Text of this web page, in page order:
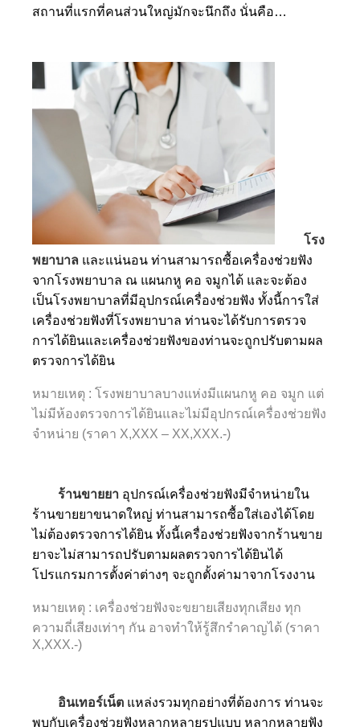
สถานที่แรกที่คนส่วนใหญ่มักจะนึกถึง นั่นคือ…
โรง
พยาบาล และแน่นอน ท่านสามารถซื้อเครื่องช่วยฟัง
จากโรงพยาบาล ณ แผนกหู คอ จมูกได้ และจะต้อง
เป็นโรงพยาบาลที่มีอุปกรณ์เครื่องช่วยฟัง ทั้งนี้การใส่
เครื่องช่วยฟังที่โรงพยาบาล ท่านจะได้รับการตรวจ
การได้ยินและเครื่องช่วยฟังของท่านจะถูกปรับตามผล
ตรวจการได้ยิน
หมายเหตุ : โรงพยาบาลบางแห่งมีแผนกหู คอ จมูก แต่
ไม่มีห้องตรวจการได้ยินและไม่มีอุปกรณ์เครื่องช่วยฟัง
จำหน่าย (ราคา X,XXX – XX,XXX.-)
ร้านขายยา อุปกรณ์เครื่องช่วยฟังมีจำหน่ายใน
ร้านขายยาขนาดใหญ่ ท่านสามารถซื้อใส่เองได้โดย
ไม่ต้องตรวจการได้ยิน ทั้งนี้เครื่องช่วยฟังจากร้านขาย
ยาจะไม่สามารถปรับตามผลตรวจการได้ยินได้
โปรแกรมการตั้งค่าต่างๆ จะถูกตั้งค่ามาจากโรงงาน
หมายเหตุ : เครื่องช่วยฟังจะขยายเสียงทุกเสียง ทุก
ความถี่เสียงเท่าๆ กัน อาจทำให้รู้สึกรำคาญได้ (ราคา
X,XXX.-)
อินเทอร์เน็ต แหล่งรวมทุกอย่างที่ต้องการ ท่านจะ
พบกับเครื่องช่วยฟังหลากหลายรูปแบบ หลากหลายฟัง